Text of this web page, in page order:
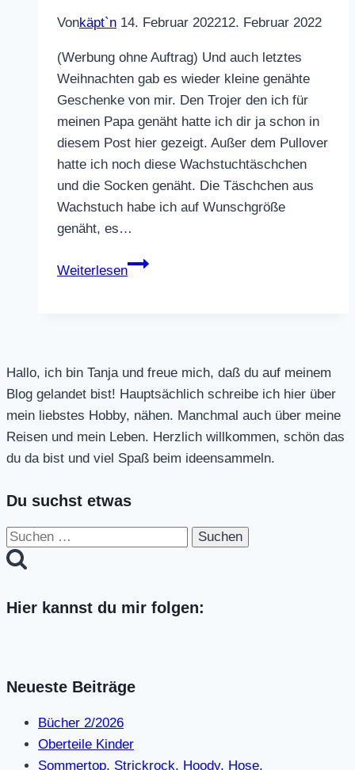
Vonkäpt`n 14. Februar 202212. Februar 2022
(Werbung ohne Auftrag) Und auch letztes
Weihnachten gab es wieder kleine genähte
Geschenke von mir. Den Trojer den ich für
meinen Papa genäht hatte ich dir ja schon in
diesem Post hier gezeigt. Außer dem Pullover
hatte ich noch diese Wachstuchtäschchen
und die Socken genäht. Die Täschchen aus
Wachstuch habe ich auf Wunschgröße
genäht, es…
Weiterlesen
kleine
Hallo, ich bin Tanja und freue mich, daß du auf meinem
Blog gelandet bist! Hauptsächlich schreibe ich hier über
mein liebstes Hobby, nähen. Manchmal auch über meine
Reisen und mein Leben. Herzlich willkommen, schön das
du da bist und viel Spaß beim ideensammeln.
Du suchst etwas
Suchen
nach:
Hier kannst du mir folgen:
Neueste Beiträge
Bücher 2/2026
Oberteile Kinder
Sommertop, Strickrock, Hoody, Hose,